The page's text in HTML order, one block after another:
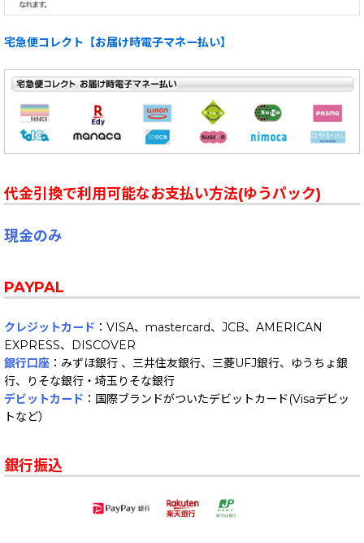
宅急便コレクト【お届け時電子マネー払い】
代金引換で利用可能なお支払い方法(ゆうパック)
現金のみ
PAYPAL
クレジットカード ：VISA、mastercard、JCB、AMERICAN
EXPRESS、DISCOVER
銀行口座 ：みずほ銀行 、三井住友銀行、三菱UFJ銀行、ゆうちょ銀
行、りそな銀行・埼玉りそな銀行
デビットカード ：国際ブランドがついたデビットカード(Visaデビッ
トなど）
銀行振込